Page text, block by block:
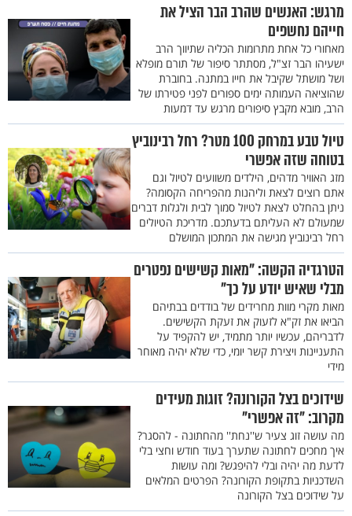
מרגש: האנשים שהרב הבר הציל את
חייהם נחשפים
מאחורי כל אחת מתרומות הכליה שתיווך הרב
ישעיהו הבר זצ"ל, מסתתר סיפור של תורם מופלא
ושל מושתל שקיבל את חייו במתנה. בחוברת
שהוציאה העמותה ימים ספורים לפני פטירתו של
הרב, מובא מקבץ סיפורים מרגש עד דמעות
טיול טבע במרחק 100 מטר? רחל רבינוביץ
בטוחה שזה אפשרי
מזג האוויר מדהים, הילדים משוועים לטיול וגם
אתם רוצים לצאת וליהנות מהפריחה הקסומה?
ניתן בהחלט לצאת לטיול סמוך לבית ולגלות דברים
שמעולם לא העליתם בדעתכם. מדריכת הטיולים
רחל רבינוביץ מגישה את המתכון המושלם
הטרגדיה הקשה: "מאות קשישים נפטרים
מבלי שאיש יודע על כך"
מאות מקרי מוות מחרידים של בודדים בבתיהם
הביאו את זק"א לזעוק את זעקת הקשישים.
לדבריהם, עכשיו יותר מתמיד, יש להקפיד על
התעניינות ויצירת קשר יומי, כדי שלא יהיה מאוחר
מידי
שידוכים בצל הקורונה? זוגות מעידים
מקרוב: "זה אפשרי"
מה עושה זוג צעיר ש''נחת'' מהחתונה - להסגר?
איך מחכים לחתונה שתערך בעוד חודש וחצי בלי
לדעת מה יהיה ובלי להיפגש? ומה עושות
השדכניות בתקופת הקורונה? הפרטים המלאים
על שידוכים בצל הקורונה